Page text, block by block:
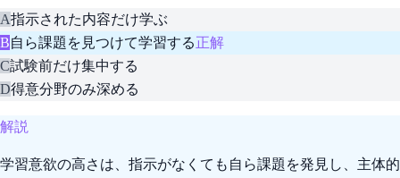
A指示された内容だけ学ぶ
B自ら課題を見つけて学習する正解
C試験前だけ集中する
D得意分野のみ深める
解説
学習意欲の高さは、指示がなくても自ら課題を発見し、主体的